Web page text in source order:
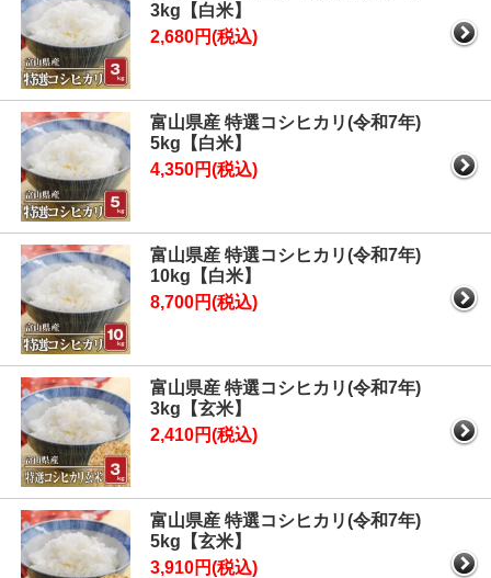
3kg【白米】
2,680円(税込)
富山県産 特選コシヒカリ(令和7年)
5kg【白米】
4,350円(税込)
富山県産 特選コシヒカリ(令和7年)
10kg【白米】
8,700円(税込)
富山県産 特選コシヒカリ(令和7年)
3kg【玄米】
2,410円(税込)
富山県産 特選コシヒカリ(令和7年)
5kg【玄米】
3,910円(税込)